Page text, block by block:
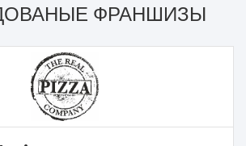
ФРАНШИЗЫ